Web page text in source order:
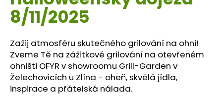
0,0
z
hvězdiček.
8/11/2025
Zažij atmosféru skutečného grilování na ohni!
Zveme Tě na zážitkové grilování na otevřeném
ohništi OFYR v showroomu Grill-Garden v
Želechovicích u Zlína - oheň, skvělá jídla,
inspirace a přátelská nálada.
a
j
í
t
?